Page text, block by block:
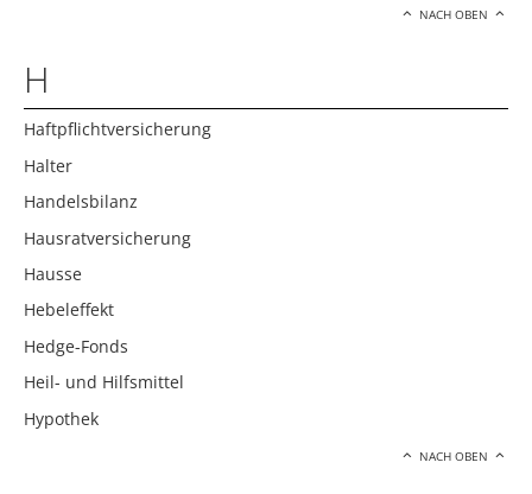
NACH OBEN
H
Haftpflichtversicherung
Halter
Handelsbilanz
Hausratversicherung
Hausse
Hebeleffekt
Hedge-Fonds
Heil- und Hilfsmittel
Hypothek
NACH OBEN